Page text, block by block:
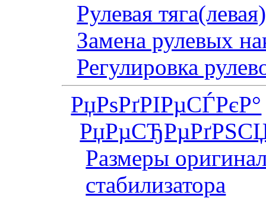
Рулевая
Замена рулевых
Регулировка
РџРѕРґРІРµСЃРєР°
Размеры
стабилизатора